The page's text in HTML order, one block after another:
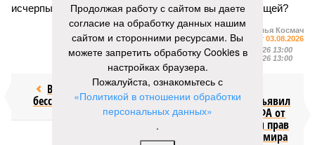
исчерпывающий. Какая цивилизация будет следующей?
Илья Космач
Газета«Наша версия» №29 от 03.08.2026
Опубликовано:05.08.2026 13:00
Отредактировано:05.08.2026 13:00
Возраст
бессмертия
Инфантино
отступил и объявил
об отказе ФИФА от
продажи доли прав
на чемпионат мира
Продолжая работу с сайтом вы даете
согласие на обработку данных нашим
сайтом и сторонними ресурсами. Вы
можете запретить обработку Cookies в
настройках браузера.
Пожалуйста, ознакомьтесь с
«Политикой в отношении обработки
персональных данных»
.